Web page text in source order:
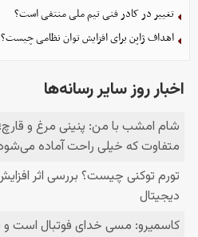
تغییر در کادر فنی تیم ملی منتفی است؟
اهداف ژاپن برای افزایش توان نظامی چیست؟